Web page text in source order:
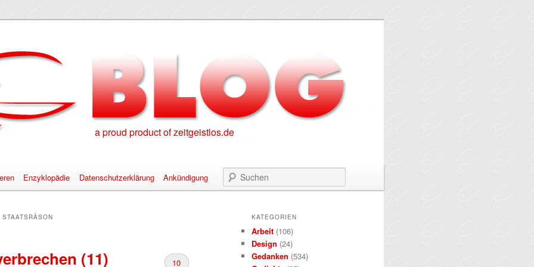
a proud product of zeitgeistlos.de
springen
springen
Enzyklopädie Datenschutzerklärung Ankündigung
STAATSRÄSON
(11) 10
KATEGORIEN
Arbeit (106)
Design (24)
Gedanken (534)